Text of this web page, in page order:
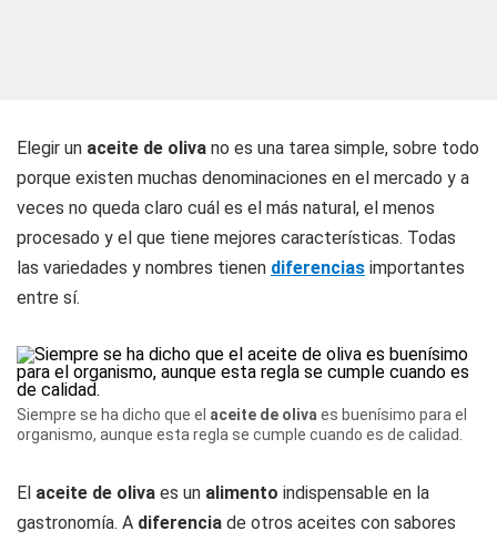
Elegir un aceite de oliva no es una tarea simple, sobre todo
porque existen muchas denominaciones en el mercado y a
veces no queda claro cuál es el más natural, el menos
procesado y el que tiene mejores características. Todas
las variedades y nombres tienen diferencias importantes
entre sí.
Siempre se ha dicho que el aceite de oliva es buenísimo para el
organismo, aunque esta regla se cumple cuando es de calidad.
El aceite de oliva es un alimento indispensable en la
gastronomía. A diferencia de otros aceites con sabores